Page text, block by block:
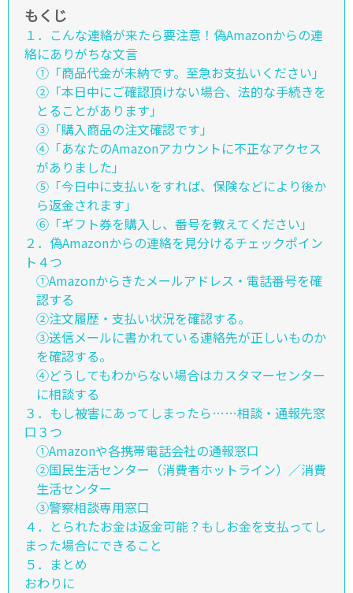
もくじ
１．こんな連絡が来たら要注意！偽Amazonからの連
絡にありがちな文言
①「商品代金が未納です。至急お支払いください」
②「本日中にご確認頂けない場合、法的な手続きを
とることがあります」
③「購入商品の注文確認です」
④「あなたのAmazonアカウントに不正なアクセス
がありました」
⑤「今日中に支払いをすれば、保険などにより後か
ら返金されます」
⑥「ギフト券を購入し、番号を教えてください」
２．偽Amazonからの連絡を見分けるチェックポイン
ト４つ
①Amazonからきたメールアドレス・電話番号を確
認する
②注文履歴・支払い状況を確認する。
③送信メールに書かれている連絡先が正しいものか
を確認する。
④どうしてもわからない場合はカスタマーセンター
に相談する
３．もし被害にあってしまったら……相談・通報先窓
口３つ
①Amazonや各携帯電話会社の通報窓口
②国民生活センター（消費者ホットライン）／消費
生活センター
③警察相談専用窓口
４．とられたお金は返金可能？もしお金を支払ってし
まった場合にできること
５．まとめ
おわりに